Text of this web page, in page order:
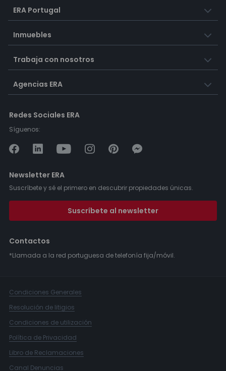
ERA Portugal
Inmuebles
Trabaja con nosotros
Agencias ERA
Redes Sociales ERA
Síguenos:
Newsletter ERA
Suscríbete y sé el primero en descubrir propiedades únicas.
Suscríbete al newsletter
Contactos
*Llamada a la red portuguesa de telefonía fija/móvil.
Condiciones Generales
Resolución de litigios
Condiciones de utilización
Política de Privacidad
Libro de Reclamaciones
Canal Denuncias